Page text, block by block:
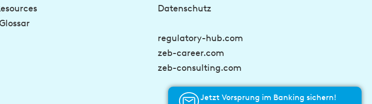
Datenschutz
regulatory-hub.com
zeb-career.com
zeb-consulting.com
Jetzt Vorsprung im Banking sichern!